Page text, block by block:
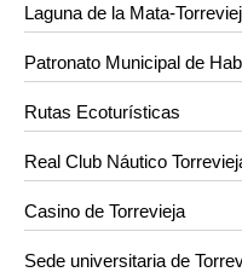
Laguna de la Mata-
Patronato Municipal de
Rutas Ecoturísticas
Real Club Náutico
Casino de Torrevieja
Sede universitaria de